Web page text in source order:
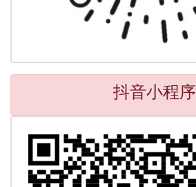
抖音小程序